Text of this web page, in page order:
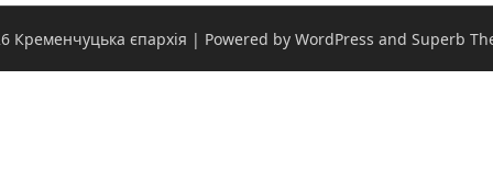
Кременчуцька єпархія | Powered by WordPress and Superb